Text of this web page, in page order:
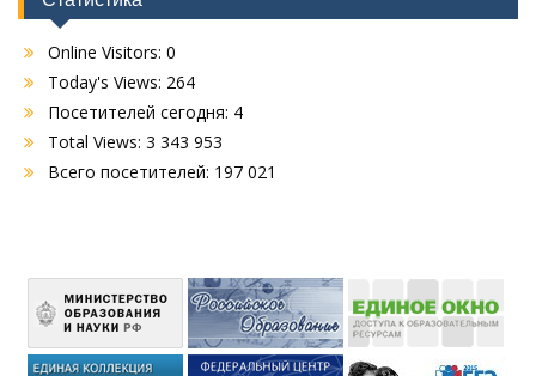
Online Visitors: 0
Today's Views: 264
Посетителей сегодня: 4
Total Views: 3 343 953
Всего посетителей: 197 021